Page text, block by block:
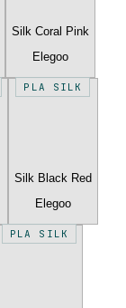
Silk Coral Pink
Elegoo
PLA SILK
Silk Black Red
Elegoo
PLA SILK